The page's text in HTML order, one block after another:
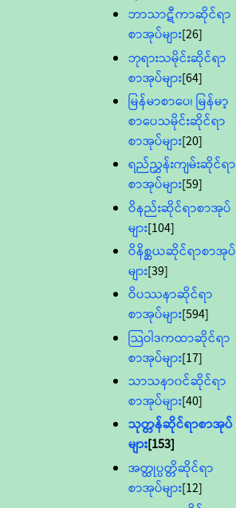
ဘာသာဋီကာဆိုင်ရာ
စာအုပ်များ[26]
ဘုရားသမိုင်းဆိုင်ရာ
စာအုပ်များ[64]
မြန်မာစာပေ၊ မြန်မာ့
စာပေသမိုင်းဆိုင်ရာ
စာအုပ်များ[20]
ရည်ညွှန်းကျမ်းဆိုင်ရာ
စာအုပ်များ[59]
ဝိနည်းဆိုင်ရာစာအုပ်
များ[104]
ဝိနိစ္ဆယဆိုင်ရာစာအုပ်
များ[39]
ဝိပဿနာဆိုင်ရာ
စာအုပ်များ[594]
သြဝါဒကထာဆိုင်ရာ
စာအုပ်များ[17]
သာသနာ၀င်ဆိုင်ရာ
စာအုပ်များ[40]
သုတ္တန်ဆိုင်ရာစာအုပ်
များ[153]
အတ္ထုပ္ပတ္တိဆိုင်ရာ
စာအုပ်များ[12]